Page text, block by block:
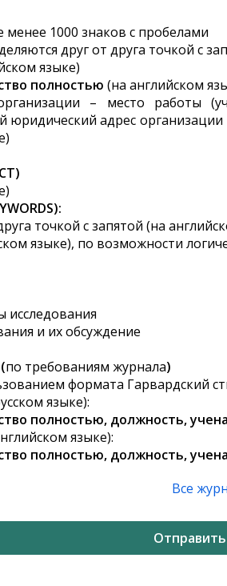
менее 1000 знаков с пробелами
друг от друга точкой с
языке)
полностью (на английском
– место работы
юридический адрес
)
):
точкой с запятой (на
языке), по возможности
и их обсуждение
по требованиям журнала)
формата Гарвардский
языке):
полностью, должность,
языке):
полностью, должность,
Все